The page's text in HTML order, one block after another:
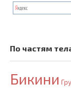
По частям
Бикини